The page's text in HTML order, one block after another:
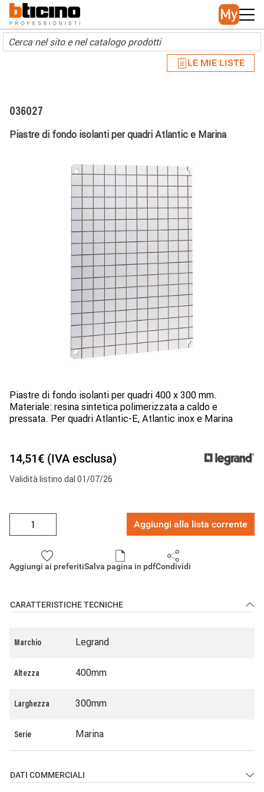
Skip to main content
Main navigation
LE MIE LISTE
036027
Piastre di fondo isolanti per quadri Atlantic e Marina
Piastre di fondo isolanti per quadri 400 x 300 mm.
Materiale: resina sintetica polimerizzata a caldo e
pressata. Per quadri Atlantic-E, Atlantic inox e Marina
14,51€ (IVA esclusa)
Validità listino dal 01/07/26
Aggiungi alla lista corrente
Aggiungi ai preferitiSalva pagina in pdfCondividi
CARATTERISTICHE TECNICHE
Marchio Legrand
Altezza 400mm
Larghezza 300mm
Serie Marina
DATI COMMERCIALI